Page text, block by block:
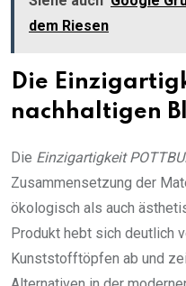
dem Riesen
Die
nachhaltigen
Die Einzigartigkeit
Zusammensetzung der
ökologisch als auch
Produkt hebt sich deutlich
Kunststofftöpfen ab und